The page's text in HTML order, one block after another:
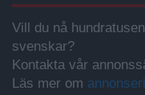
Vill du nå
svenskar?
Kontakta vår
Läs mer om